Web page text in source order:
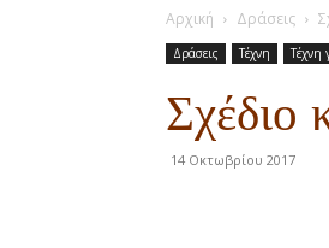
Αρχική Δράσεις
Δράσεις Τέχνη Τέχνη
Σχέδιο
14 Οκτωβρίου 2017